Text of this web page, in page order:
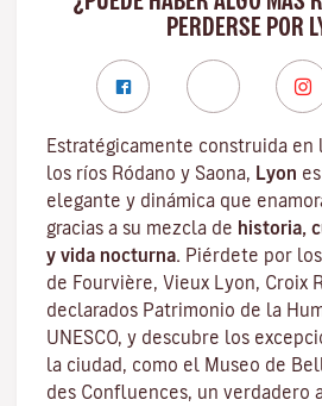
PERDERSE POR
Estratégicamente construida en
los ríos Ródano y Saona, Lyon
elegante y dinámica que
gracias a su mezcla de historia,
y vida nocturna. Piérdete por
de Fourvière, Vieux Lyon, Croix
declarados Patrimonio de la
UNESCO, y descubre los
la ciudad , como el Museo de
des Confluences, un verdadero